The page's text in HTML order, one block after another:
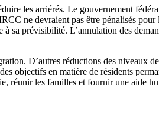
les arriérés. Le gouvernement
ne devraient pas être pénalisés
sa prévisibilité. L’annulation des
D’autres réductions des niveaux
objectifs en matière de résidents
réunir les familles et fournir une aide